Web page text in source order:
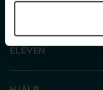
ELEVEN